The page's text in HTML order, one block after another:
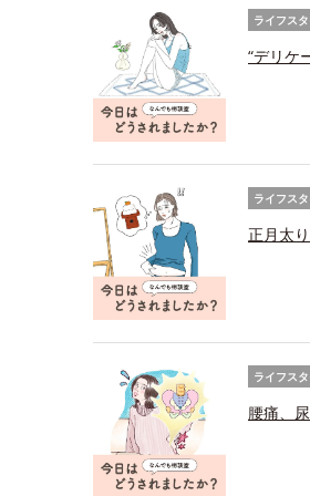
ライフス
“デリケ
ライフス
正月太
ライフス
腰痛、